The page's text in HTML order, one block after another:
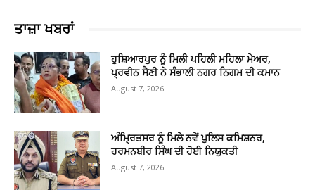
ਤਾਜ਼ਾ ਖਬਰਾਂ
ਹੁਸ਼ਿਆਰਪੁਰ ਨੂੰ ਮਿਲੀ ਪਹਿਲੀ ਮਹਿਲਾ ਮੇਅਰ,
ਪ੍ਰਵੀਨ ਸੈਣੀ ਨੇ ਸੰਭਾਲੀ ਨਗਰ ਨਿਗਮ ਦੀ ਕਮਾਨ
August 7, 2026
ਅੰਮ੍ਰਿਤਸਰ ਨੂੰ ਮਿਲੇ ਨਵੇਂ ਪੁਲਿਸ ਕਮਿਸ਼ਨਰ,
ਹਰਮਨਬੀਰ ਸਿੰਘ ਦੀ ਹੋਈ ਨਿਯੁਕਤੀ
August 7, 2026